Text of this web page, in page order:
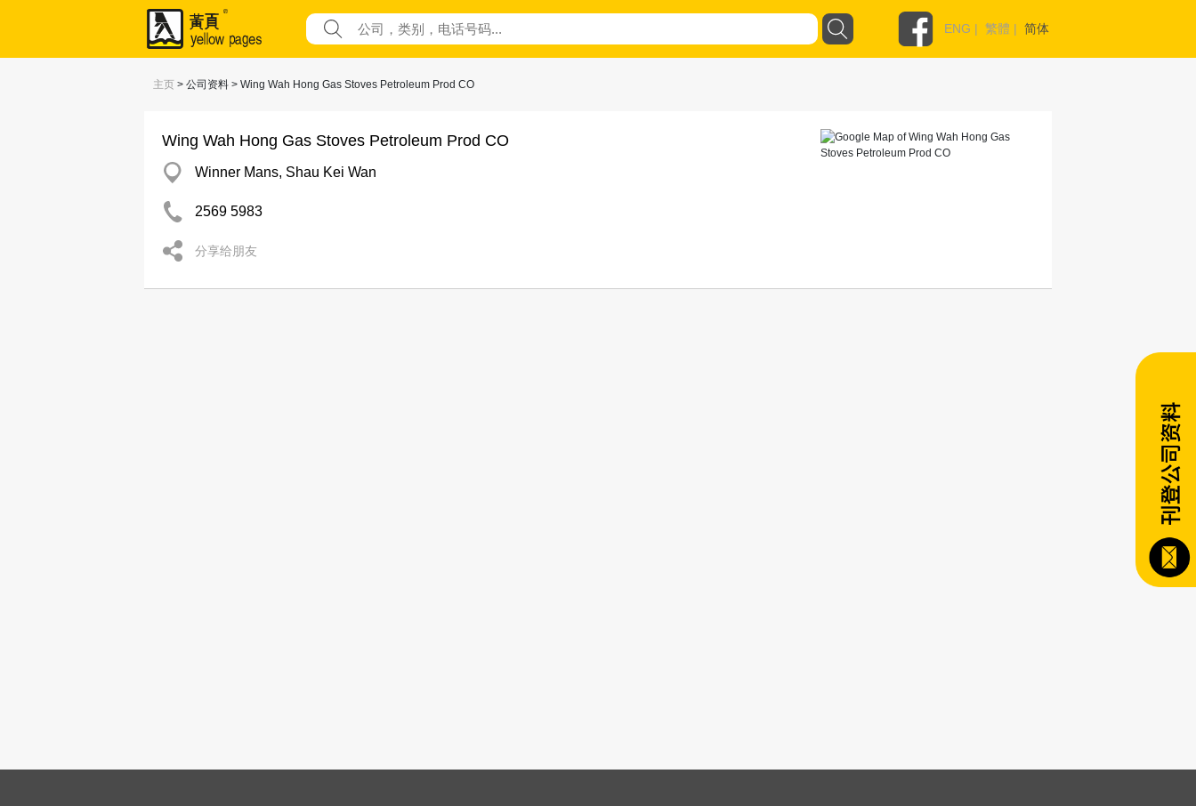
ENG | 繁體 | 简体
主页 > 公司资料 > Wing Wah Hong Gas Stoves Petroleum Prod CO
Wing Wah Hong Gas Stoves Petroleum Prod CO
Winner Mans, Shau Kei Wan
2569 5983
分享给朋友